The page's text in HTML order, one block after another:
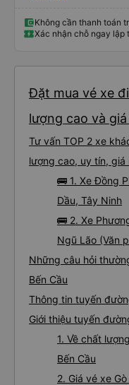
Không cần thanh toán
Xác nhận chỗ ngay lập
Đặt mua vé xe
lượng cao và
Tư vấn TOP 2 xe
lượng cao, uy tín,
🚌 1. Xe Đồng
Dầu, Tây Ninh
🚌 2. Xe
Ngũ Lão (Văn
Những câu hỏi
Bến Cầu
Thông tin tuyến
Giới thiệu tuyến
1. Về chất
Bến Cầu
2. Giá vé xe